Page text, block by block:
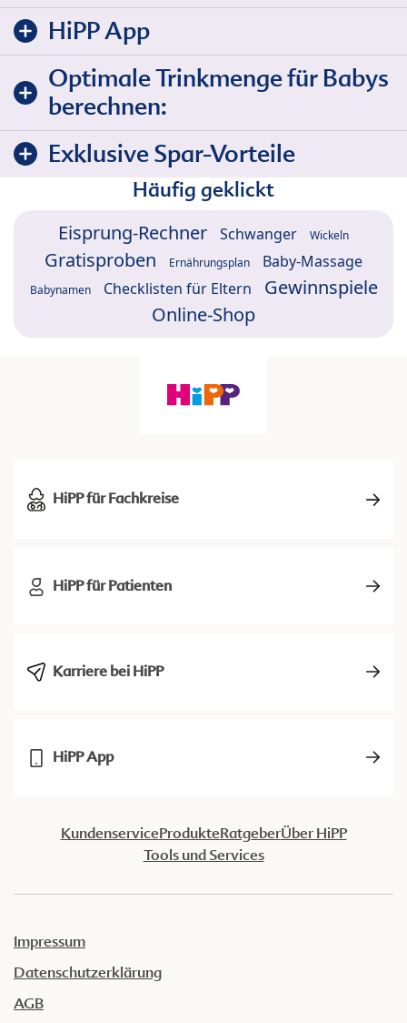
HiPP App
Optimale Trinkmenge für Babys
berechnen:
Exklusive Spar-Vorteile
Häufig geklickt
Eisprung-Rechner Schwanger Wickeln
Gratisproben Ernährungsplan Baby-Massage
Babynamen Checklisten für Eltern
Gewinnspiele
Online-Shop
HiPP für Fachkreise
HiPP für Patienten
Karriere bei HiPP
HiPP App
KundenserviceProdukteRatgeberÜber HiPP
Tools und Services
Impressum
Datenschutzerklärung
AGB